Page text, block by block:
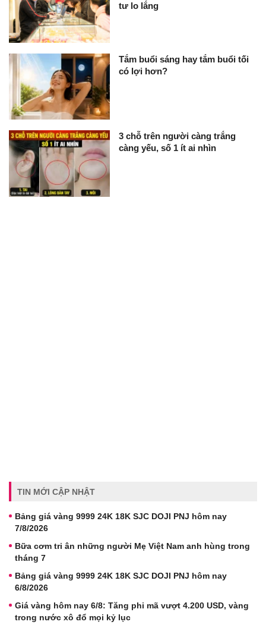
tư lo lắng
Tắm buổi sáng hay tắm buổi tối
có lợi hơn?
3 chỗ trên người càng trắng
càng yếu, số 1 ít ai nhìn
TIN MỚI CẬP NHẬT
Bảng giá vàng 9999 24K 18K SJC DOJI PNJ hôm nay
7/8/2026
Bữa cơm tri ân những người Mẹ Việt Nam anh hùng trong
tháng 7
Bảng giá vàng 9999 24K 18K SJC DOJI PNJ hôm nay
6/8/2026
Giá vàng hôm nay 6/8: Tăng phi mã vượt 4.200 USD, vàng
trong nước xô đổ mọi kỷ lục